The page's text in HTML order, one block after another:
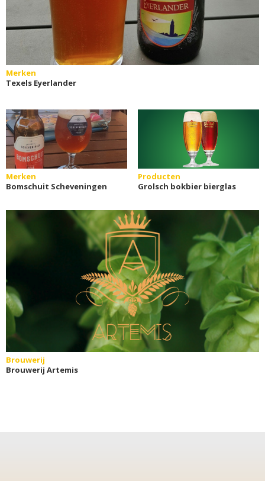
Merken
Texels Eyerlander
Merken
Bomschuit Scheveningen
Producten
Grolsch bokbier bierglas
Brouwerij
Brouwerij Artemis